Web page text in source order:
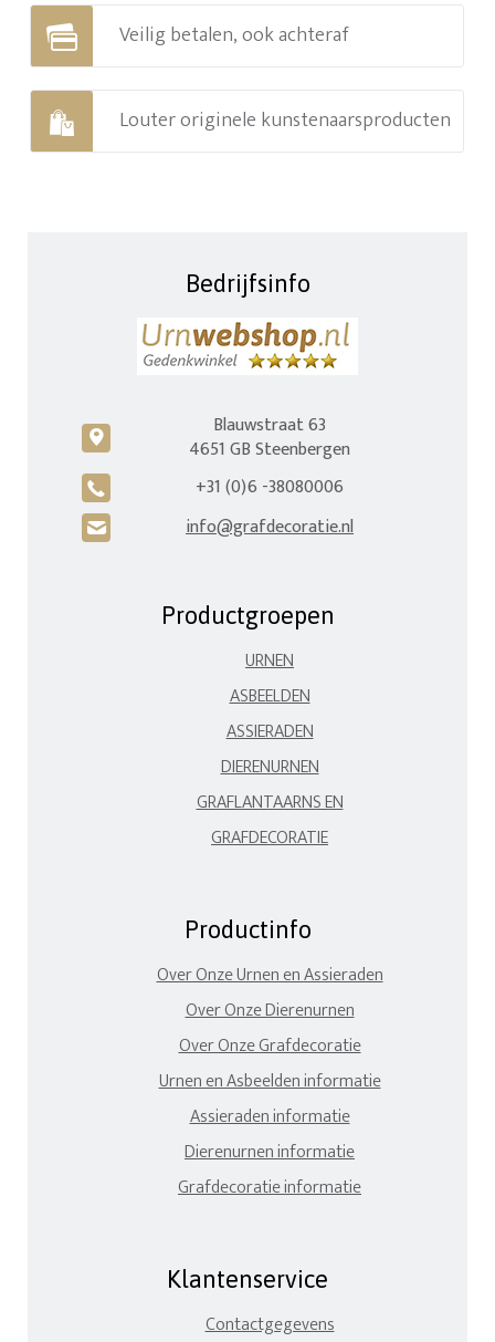
Veilig betalen, ook achteraf
Louter originele kunstenaarsproducten
Bedrijfsinfo
c
Blauwstraat 63
4651 GB Steenbergen
A +31 (0)6 -38080006
H info@grafdecoratie.nl
Productgroepen
URNEN
ASBEELDEN
ASSIERADEN
DIERENURNEN
GRAFLANTAARNS EN
GRAFDECORATIE
Productinfo
Over Onze Urnen en Assieraden
Over Onze Dierenurnen
Over Onze Grafdecoratie
Urnen en Asbeelden informatie
Assieraden informatie
Dierenurnen informatie
Grafdecoratie informatie
Klantenservice
Contactgegevens